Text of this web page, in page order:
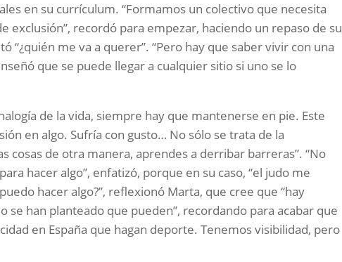
en su currículum. “Formamos un colectivo que necesita
exclusión”, recordó para empezar, haciendo un repaso de su
“¿quién me va a querer”. “Pero hay que saber vivir con una
que se puede llegar a cualquier sitio si uno se lo
de la vida, siempre hay que mantenerse en pie. Este
en algo. Sufría con gusto… No sólo se trata de la
cosas de otra manera, aprendes a derribar barreras”. “No
hacer algo”, enfatizó, porque en su caso, “el judo me
hacer algo?”, reflexionó Marta, que cree que “hay
se han planteado que pueden”, recordando para acabar que
en España que hagan deporte. Tenemos visibilidad, pero